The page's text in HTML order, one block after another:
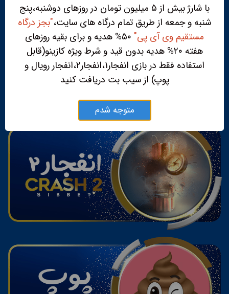
با شارژ بیش از ۵ میلیون تومان در روزهای دوشنبه،پنج
شنبه و جمعه از طریق تمام درگاه های سایت،"بجز درگاه
مستقیم وی آی پی"
۵۰% هدیه و برای بقیه روزهای
هفته ۲۰% هدیه بدون قید و شرط ویژه کازینو(قابل
استفاده فقط در بازی انفجار۱،انفجار۲،انفجار رویال و
پوپ) از سیب بت دریافت کنید
متوجه شدم